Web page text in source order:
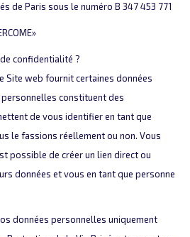
de Paris sous le numéro B 347 453 771
confidentialité ?
Site web fournit certaines données
constituent des
de vous identifier en tant que
le fassions réellement ou non. Vous
possible de créer un lien direct ou
données et vous en tant que personne
données personnelles uniquement